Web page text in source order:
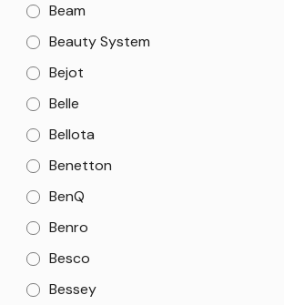
Beam
Beauty System
Bejot
Belle
Bellota
Benetton
BenQ
Benro
Besco
Bessey